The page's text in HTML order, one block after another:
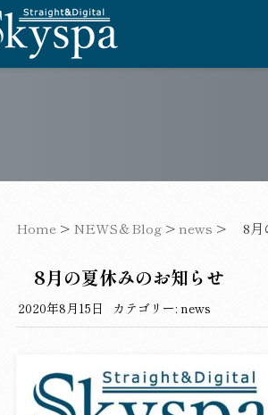
Home > NEWS＆Blog >news > 8月
8月の夏休みのお知らせ
2020年8月15日 カテゴリー: news